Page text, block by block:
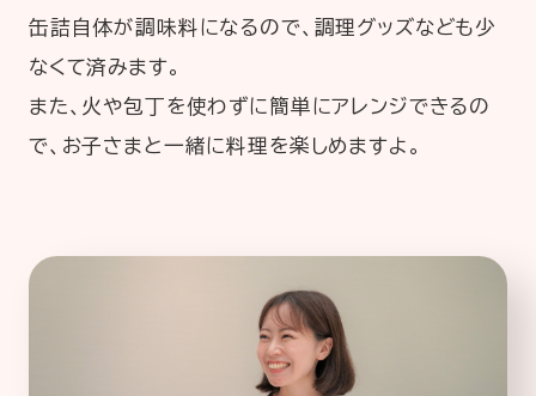
缶詰自体が調味料になるので、調理グッズなども少
なくて済みます。
また、火や包丁を使わずに簡単にアレンジできるの
で、お子さまと一緒に料理を楽しめますよ。